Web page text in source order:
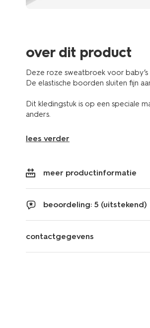
over dit product
Deze roze sweatbroek voor
De elastische boorden sluiten fijn
Dit kledingstuk is op een speciale
anders.
lees verder
meer productinformatie
beoordeling: 5 (uitstekend)
contactgegevens